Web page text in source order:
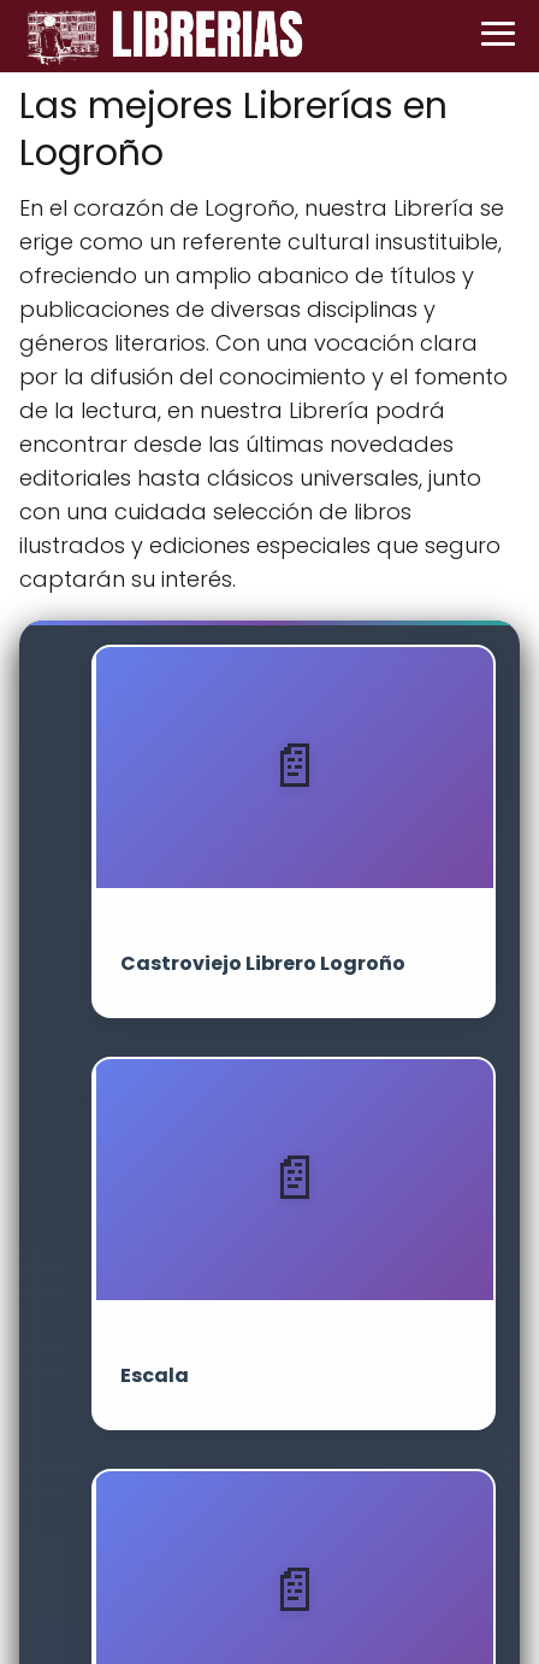
Las mejores Librerías en
Logroño
En el corazón de Logroño, nuestra Librería se
erige como un referente cultural insustituible,
ofreciendo un amplio abanico de títulos y
publicaciones de diversas disciplinas y
géneros literarios. Con una vocación clara
por la difusión del conocimiento y el fomento
de la lectura, en nuestra Librería podrá
encontrar desde las últimas novedades
editoriales hasta clásicos universales, junto
con una cuidada selección de libros
ilustrados y ediciones especiales que seguro
captarán su interés.
Castroviejo Librero Logroño
Escala